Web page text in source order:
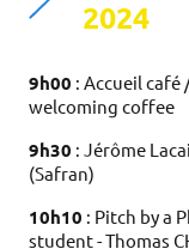
2024
9h00 : Accueil café
welcoming coffee
9h30 : Jérôme
(Safran)
10h10 : Pitch by a
student - Thomas